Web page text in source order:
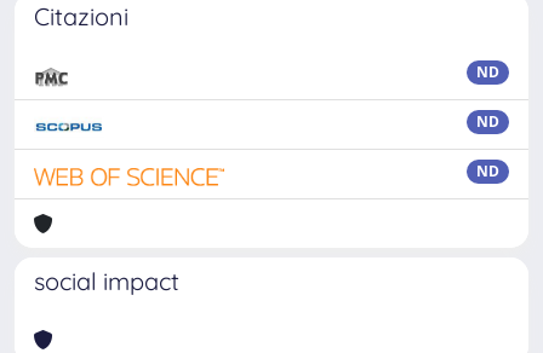
Citazioni
ND
ND
ND
social impact